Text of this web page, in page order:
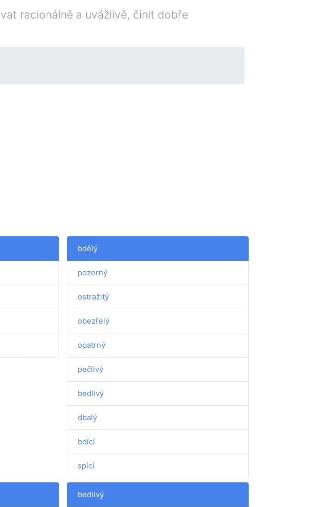
racionálně a uvážlivě, činit dobře
bdělý
pozorný
ostražitý
obezřelý
opatrný
pečlivý
bedlivý
dbalý
bdící
spící
bedlivý